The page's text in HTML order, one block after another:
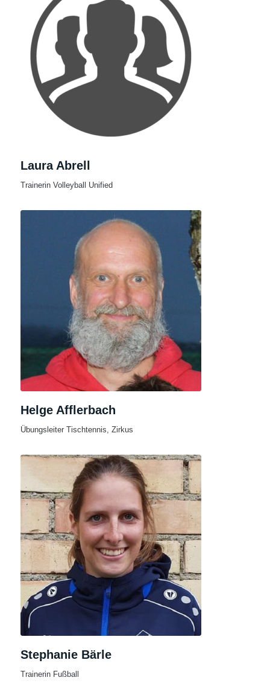
Laura Abrell
Trainerin Volleyball Unified
Helge Afflerbach
Übungsleiter Tischtennis, Zirkus
Stephanie Bärle
Trainerin Fußball